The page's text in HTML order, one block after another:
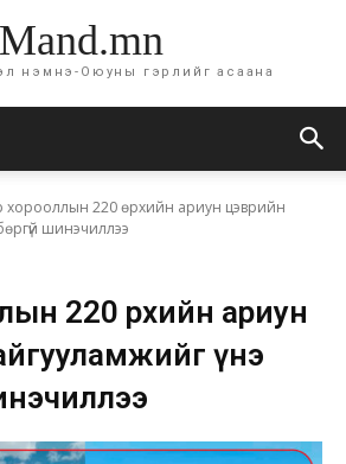
Mand.mn
нэмнэ-Оюуны гэрлийг асаана
хорооллын 220 өрхийн ариун цэврийн
шинэчиллээ
220 өрхийн ариун
үнэ